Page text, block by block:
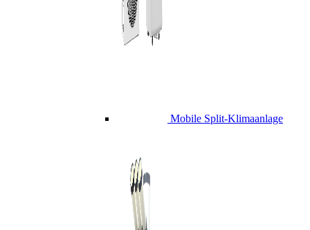
Mobile Split-Klimaanlage